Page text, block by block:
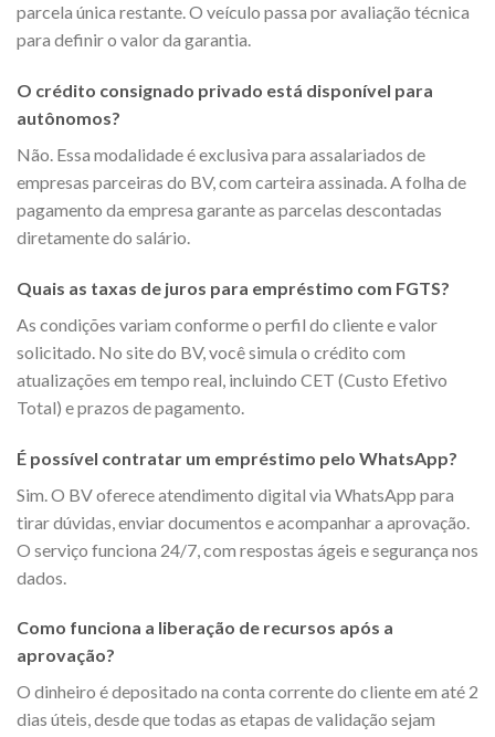
parcela única restante. O veículo passa por avaliação técnica
para definir o valor da garantia.
O crédito consignado privado está disponível para
autônomos?
Não. Essa modalidade é exclusiva para assalariados de
empresas parceiras do BV, com carteira assinada. A folha de
pagamento da empresa garante as parcelas descontadas
diretamente do salário.
Quais as taxas de juros para empréstimo com FGTS?
As condições variam conforme o perfil do cliente e valor
solicitado. No site do BV, você simula o crédito com
atualizações em tempo real, incluindo CET (Custo Efetivo
Total) e prazos de pagamento.
É possível contratar um empréstimo pelo WhatsApp?
Sim. O BV oferece atendimento digital via WhatsApp para
tirar dúvidas, enviar documentos e acompanhar a aprovação.
O serviço funciona 24/7, com respostas ágeis e segurança nos
dados.
Como funciona a liberação de recursos após a
aprovação?
O dinheiro é depositado na conta corrente do cliente em até 2
dias úteis, desde que todas as etapas de validação sejam